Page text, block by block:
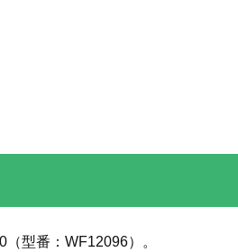
型番：WF12096）。